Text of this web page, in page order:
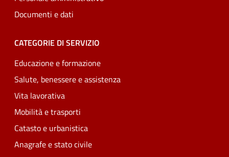
Documenti e dati
CATEGORIE DI SERVIZIO
Educazione e formazione
Salute, benessere e assistenza
Vita lavorativa
Mobilità e trasporti
Catasto e urbanistica
Anagrafe e stato civile